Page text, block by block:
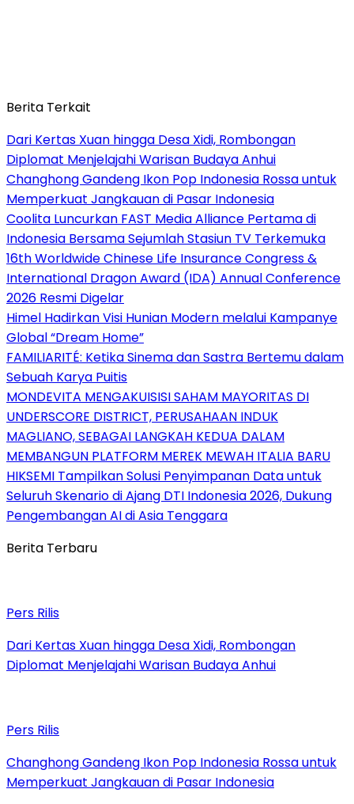
Berita Terkait
Dari Kertas Xuan hingga Desa Xidi, Rombongan
Diplomat Menjelajahi Warisan Budaya Anhui
Changhong Gandeng Ikon Pop Indonesia Rossa untuk
Memperkuat Jangkauan di Pasar Indonesia
Coolita Luncurkan FAST Media Alliance Pertama di
Indonesia Bersama Sejumlah Stasiun TV Terkemuka
16th Worldwide Chinese Life Insurance Congress &
International Dragon Award (IDA) Annual Conference
2026 Resmi Digelar
Himel Hadirkan Visi Hunian Modern melalui Kampanye
Global “Dream Home”
FAMILIARITÉ: Ketika Sinema dan Sastra Bertemu dalam
Sebuah Karya Puitis
MONDEVITA MENGAKUISISI SAHAM MAYORITAS DI
UNDERSCORE DISTRICT, PERUSAHAAN INDUK
MAGLIANO, SEBAGAI LANGKAH KEDUA DALAM
MEMBANGUN PLATFORM MEREK MEWAH ITALIA BARU
HIKSEMI Tampilkan Solusi Penyimpanan Data untuk
Seluruh Skenario di Ajang DTI Indonesia 2026, Dukung
Pengembangan AI di Asia Tenggara
Berita Terbaru
Pers Rilis
Dari Kertas Xuan hingga Desa Xidi, Rombongan
Diplomat Menjelajahi Warisan Budaya Anhui
Pers Rilis
Changhong Gandeng Ikon Pop Indonesia Rossa untuk
Memperkuat Jangkauan di Pasar Indonesia